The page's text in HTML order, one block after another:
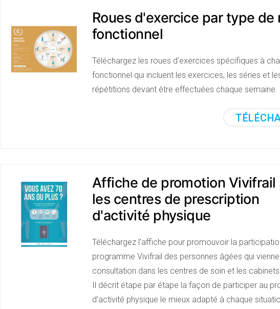
Roues d'exercice par type de
fonctionnel
Téléchargez les roues d'exercices spécifiques à
fonctionnel qui incluent les exercices, les séries et
répétitions devant être effectuées chaque semaine.
Affiche de promotion Vivifrail
les centres de prescription
d'activité physique
Téléchargez l'affiche pour promouvoir la
programme Vivifrail des personnes âgées qui
consultation dans les centres de soin et les
Il décrit étape par étape la façon de participer au
d’activité physique le mieux adapté à chaque